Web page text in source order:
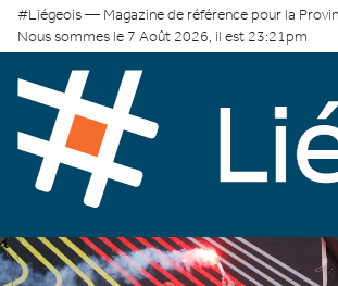
#Liégeois — Magazine de référence pour la
Nous sommes le 7 Août 2026, il est 23:21pm